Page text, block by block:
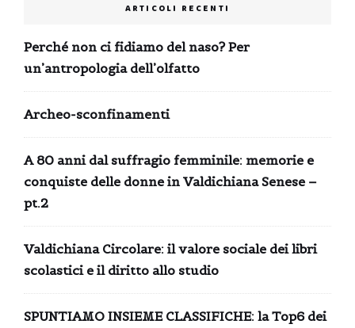
ARTICOLI RECENTI
Perché non ci fidiamo del naso? Per
un’antropologia dell’olfatto
Archeo-sconfinamenti
A 80 anni dal suffragio femminile: memorie e
conquiste delle donne in Valdichiana Senese –
pt.2
Valdichiana Circolare: il valore sociale dei libri
scolastici e il diritto allo studio
SPUNTIAMO INSIEME CLASSIFICHE: la Top6 dei